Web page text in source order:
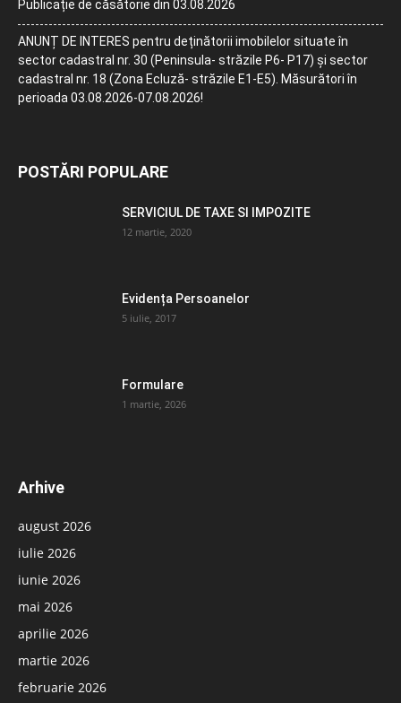
Publicație de căsătorie din 03.08.2026
ANUNȚ DE INTERES pentru deținătorii imobilelor situate în
sector cadastral nr. 30 (Peninsula- străzile P6- P17) și sector
cadastral nr. 18 (Zona Ecluză- străzile E1-E5). Măsurători în
perioada 03.08.2026-07.08.2026!
POSTĂRI POPULARE
SERVICIUL DE TAXE SI IMPOZITE
12 martie, 2020
Evidența Persoanelor
5 iulie, 2017
Formulare
1 martie, 2026
Arhive
august 2026
iulie 2026
iunie 2026
mai 2026
aprilie 2026
martie 2026
februarie 2026